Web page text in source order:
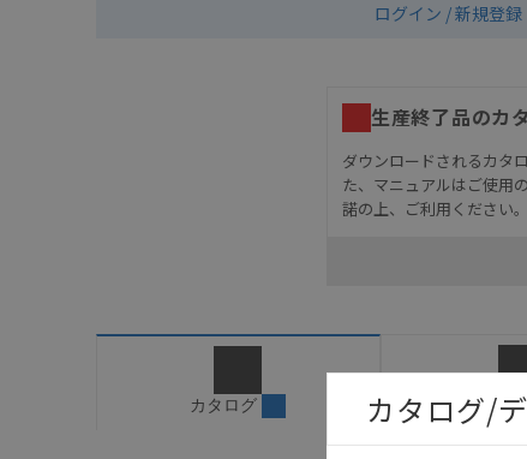
ログイン / 新規登録
生産終了品のカ
ダウンロードされるカタ
た、マニュアルはご使用
諾の上、ご利用ください。
お客様が本製品を人
長設計により必要な
カタログ/マニュアル
記載されているサー
サイトの掲載内容を
カタログ マニュ
カタログ/